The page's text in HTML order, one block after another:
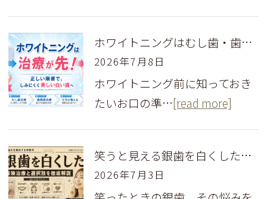
ホワイトニングはむし歯・歯周病治療が先！知っておきたい正しい順番と理由
2026年7月8日
ホワイトニング前に知っておき
たいお口の準…[read more]
笑うと見える銀歯を白くしたい！費用を抑える保険治療と選択肢
2026年7月3日